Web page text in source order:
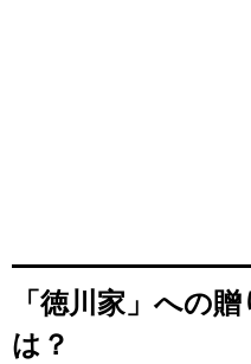
「徳川家」への
は？